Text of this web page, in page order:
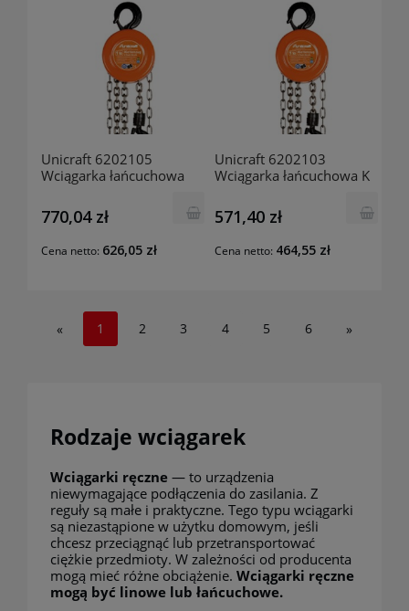
Unicraft 6202105
Wciągarka łańcuchowa
770,04 zł
Cena netto: 626,05 zł
Unicraft 6202103
Wciągarka łańcuchowa K
571,40 zł
Cena netto: 464,55 zł
« 1 2 3 4 5 6 »
Rodzaje wciągarek
Wciągarki ręczne — to urządzenia
niewymagające podłączenia do zasilania. Z
reguły są małe i praktyczne. Tego typu wciągarki
są niezastąpione w użytku domowym, jeśli
chcesz przeciągnąć lub przetransportować
ciężkie przedmioty. W zależności od producenta
mogą mieć różne obciążenie. Wciągarki ręczne
mogą być linowe lub łańcuchowe.